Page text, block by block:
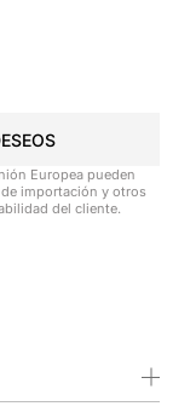
Europea pueden
importación y otros
del cliente.